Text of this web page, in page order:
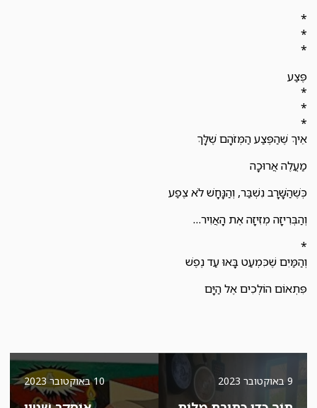
*
*
*
פֶּצַע
*
*
*
אֵיךְ שֶׁהַפֶּצַע הַמְּזֹהָם שֶׁלָּךְ
מַעֲלֶה אֲרוּכָה
כְּשֶׁהַשָּׁרָב נִשְׁבַּר, וְהַנָּחָשׁ לֹא צֶפַע
וְהַבְּרִיזָה מְזִיזָה אֶת הָאֲוִיר…
*
וְהַמַּיִם שֶׁכִּמְעַט בָּאוּ עַד נֶפֶשׁ
פִּתְאוֹם הוֹלְכִים אֶל הַיָּם
9 באוקטובר 2023 10 באוקטובר 2023